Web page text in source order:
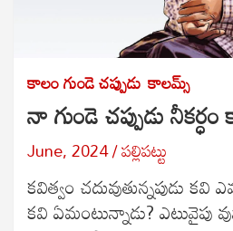
కాలం గుండె చప్పుడు కాలమ్స్
నా గుండె చప్పుడు
June, 2024 పల్లిపట్టు
కవిత్వం చదువుతున్నపుడు
కవి ఏమంటున్నాడు? ఎటువైపు